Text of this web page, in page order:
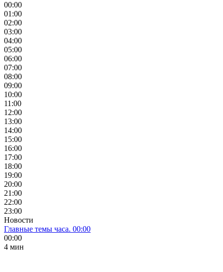
00:00
01:00
02:00
03:00
04:00
05:00
06:00
07:00
08:00
09:00
10:00
11:00
12:00
13:00
14:00
15:00
16:00
17:00
18:00
19:00
20:00
21:00
22:00
23:00
Новости
Главные темы часа. 00:00
00:00
4 мин